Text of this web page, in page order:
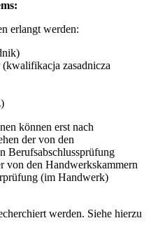
erlangt werden:
(kwalifikacja zasadnicza
können erst nach
der von den
Berufsabschlussprüfung
von den Handwerkskammern
(im Handwerk)
werden. Siehe hierzu